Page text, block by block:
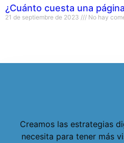
¿Cuánto cuesta una
21 de septiembre de 2023 No hay
Creamos las estrategias
necesita para tener más